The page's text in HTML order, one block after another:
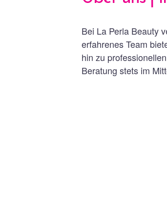
Bei La Perla Beauty
erfahrenes Team
hin zu
Beratung stets im